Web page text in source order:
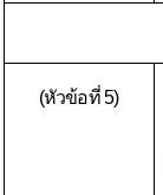
(หัวข้อที่ 5)